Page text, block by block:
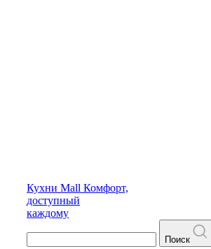
Кухни Mall Комфорт,
доступный
каждому
Поиск